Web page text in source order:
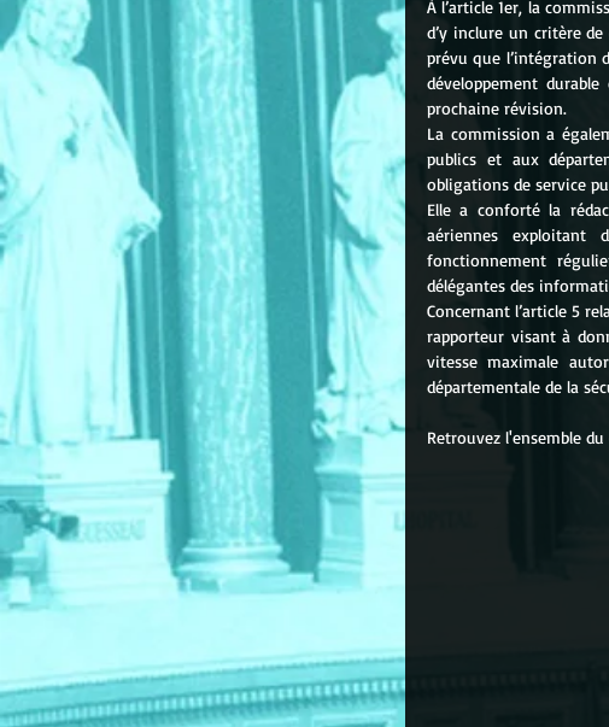
À l’article 1er, la
d’y inclure un critère
prévu que l’intégration
développement durable
prochaine révision.
La commission a
publics et aux
obligations de service
Elle a conforté la
aériennes exploitant
fonctionnement
délégantes des
Concernant l’article 5
rapporteur visant à
vitesse maximale
départementale de la
Retrouvez l'ensemble